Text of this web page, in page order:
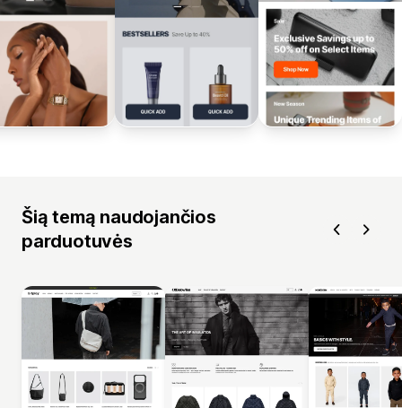
Šią temą naudojančios
parduotuvės